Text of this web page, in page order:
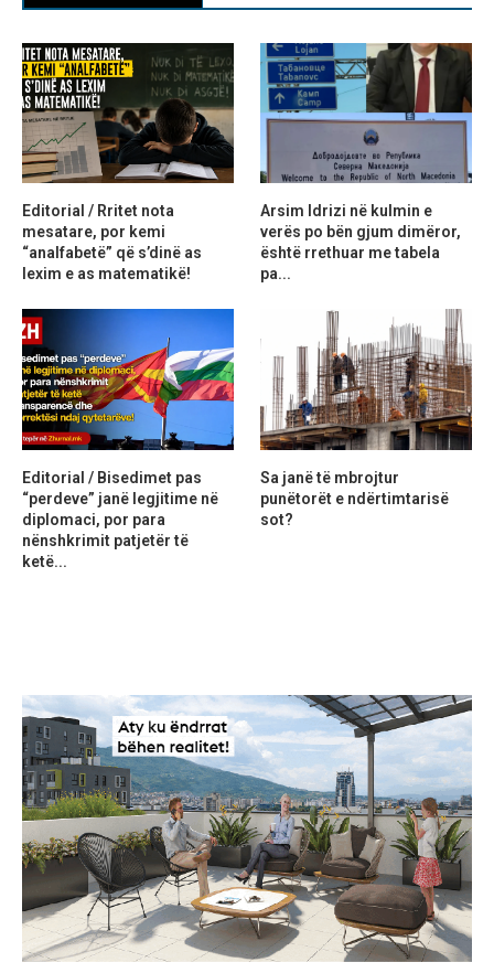
Editorial / Rritet nota
mesatare, por kemi
“analfabetë” që s’dinë as
lexim e as matematikë!
Arsim Idrizi në kulmin e
verës po bën gjum dimëror,
është rrethuar me tabela
pa...
Editorial / Bisedimet pas
“perdeve” janë legjitime në
diplomaci, por para
nënshkrimit patjetër të
ketë...
Sa janë të mbrojtur
punëtorët e ndërtimtarisë
sot?